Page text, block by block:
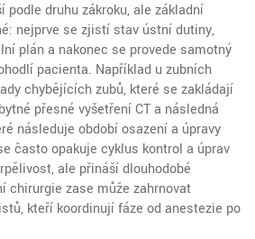
podle druhu zákroku, ale základní
nejprve se zjistí stav ústní dutiny,
plán a nakonec se provede samotný
pacienta. Například uzubních
chybějících zubů, které se zakládají
přesné vyšetření CT a následná
následuje období osazení a úpravy
často opakuje cyklus kontrol a úprav
ale přináší dlouhodobé
chirurgie zase může zahrnovat
kteří koordinují fáze od anestezie po